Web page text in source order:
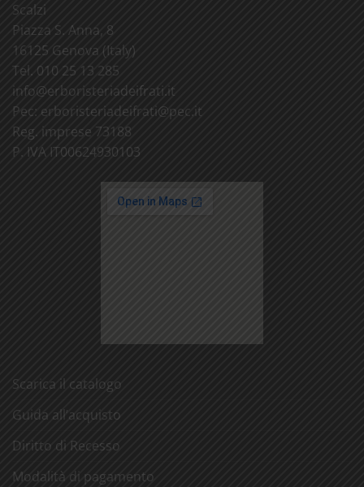
Scalzi
Piazza S. Anna, 8
16125 Genova (Italy)
Tel. 010 25 13 285
info@erboristeriadeifrati.it
Pec: erboristeriadeifrati@pec.it
Reg. imprese 73188
P. IVA IT00624930103
Scarica il catalogo
Guida all’acquisto
Diritto di Recesso
Modalità di pagamento